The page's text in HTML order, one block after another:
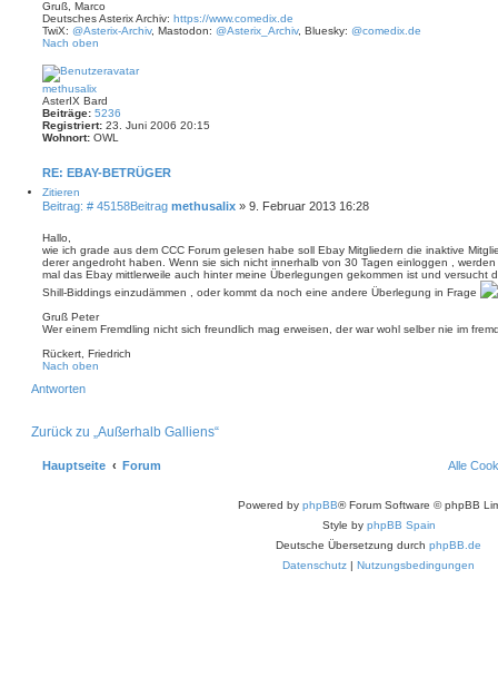
Gruß, Marco
Deutsches Asterix Archiv: https://www.comedix.de
TwiX: @Asterix-Archiv, Mastodon: @Asterix_Archiv, Bluesky: @comedix.de
Nach oben
methusalix
AsterIX Bard
Beiträge: 5236
Registriert: 23. Juni 2006 20:15
Wohnort: OWL
RE: EBAY-BETRÜGER
Zitieren
Beitrag: # 45158Beitrag methusalix » 9. Februar 2013 16:28
Hallo,
wie ich grade aus dem CCC Forum gelesen habe soll Ebay Mitgliedern die inaktive
derer angedroht haben. Wenn sie sich nicht innerhalb von 30 Tagen einloggen ,
mal das Ebay mittlerweile auch hinter meine Überlegungen gekommen ist und versucht
Shill-Biddings einzudämmen , oder kommt da noch eine andere Überlegung in Frage
Gruß Peter
Wer einem Fremdling nicht sich freundlich mag erweisen, der war wohl selber nie im
Rückert, Friedrich
Nach oben
Antworten
Zurück zu „Außerhalb Galliens“
Hauptseite Forum Alle
Powered by phpBB® Forum Software © phpBB
Style by phpBB Spain
Deutsche Übersetzung durch phpBB.de
Datenschutz | Nutzungsbedingungen